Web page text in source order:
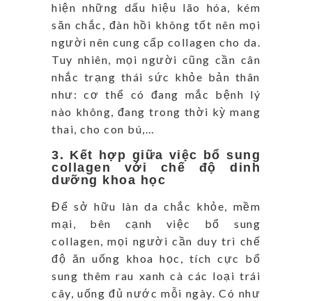
hiện những dấu hiệu lão hóa, kém
săn chắc, đàn hồi không tốt nên mọi
người nên cung cấp collagen cho da.
Tuy nhiên, mọi người cũng cần cân
nhắc trạng thái sức khỏe bản thân
như: cơ thể có đang mắc bệnh lý
nào không, đang trong thời kỳ mang
thai, cho con bú,…
3. Kết hợp giữa việc bổ sung
collagen với chế độ dinh
dưỡng khoa học
Để sở hữu làn da chắc khỏe, mềm
mại, bên cạnh việc bổ sung
collagen, mọi người cần duy trì chế
độ ăn uống khoa học, tích cực bổ
sung thêm rau xanh cà các loại trái
cây, uống đủ nước mỗi ngày. Có như